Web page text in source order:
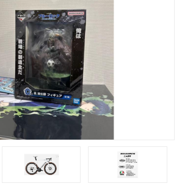
机床进口清关